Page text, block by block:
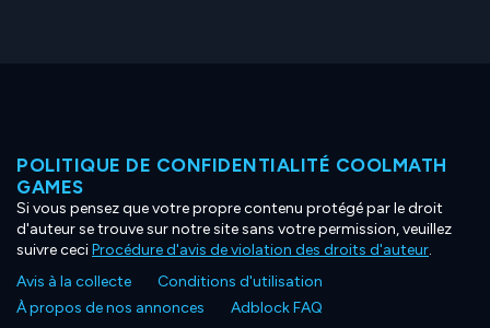
POLITIQUE DE CONFIDENTIALITÉ COOLMATH
GAMES
Si vous pensez que votre propre contenu protégé par le droit
d'auteur se trouve sur notre site sans votre permission, veuillez
suivre ceciProcédure d'avis de violation des droits d'auteur.
Avis à la collecte
Conditions d'utilisation
À propos de nos annonces
Adblock FAQ